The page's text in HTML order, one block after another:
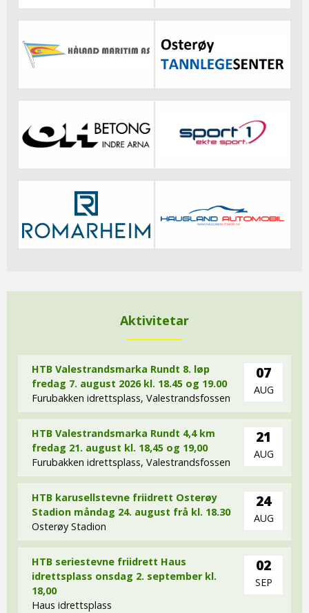
Aktivitetar
HTB Valestrandsmarka Rundt 8. løp
fredag 7. august 2026 kl. 18.45 og 19.00
Furubakken idrettsplass, Valestrandsfossen
07
AUG
HTB Valestrandsmarka Rundt 4,4 km
fredag 21. august kl. 18,45 og 19,00
Furubakken idrettsplass, Valestrandsfossen
21
AUG
HTB karusellstevne friidrett Osterøy
Stadion måndag 24. august frå kl. 18.30
Osterøy Stadion
24
AUG
HTB seriestevne friidrett Haus
idrettsplass onsdag 2. september kl.
18,00
Haus idrettsplass
02
SEP